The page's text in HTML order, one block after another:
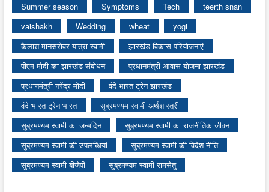
Summer season
Symptoms Tech
teerth snan
vaishakh
Wedding wheat
yogi
कैलाश मानसरोवर यात्रा स्वामी
झारखंड विकास परियोजनाएं
पीएम मोदी का झारखंड संबोधन
प्रधानमंत्री आवास योजना झारखंड
प्रधानमंत्री नरेंद्र मोदी
वंदे भारत ट्रेन झारखंड
वंदे भारत ट्रेन भारत
सुब्रमण्यम स्वामी अर्थशास्त्री
सुब्रमण्यम स्वामी का जन्मदिन
सुब्रमण्यम स्वामी का राजनीतिक जीवन
सुब्रमण्यम स्वामी की उपलब्धियां
सुब्रमण्यम स्वामी की विदेश नीति
सुब्रमण्यम स्वामी बीजेपी
सुब्रमण्यम स्वामी रामसेतु